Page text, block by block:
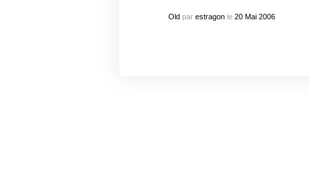
Oldpar estragonle 20 Mai 2006